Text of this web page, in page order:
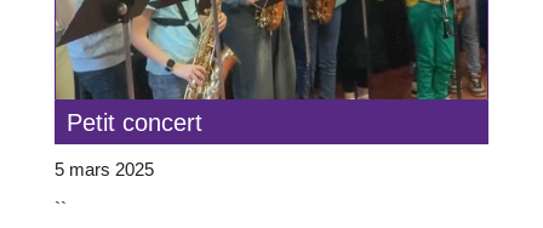
Petit concert
5 mars 2025
``